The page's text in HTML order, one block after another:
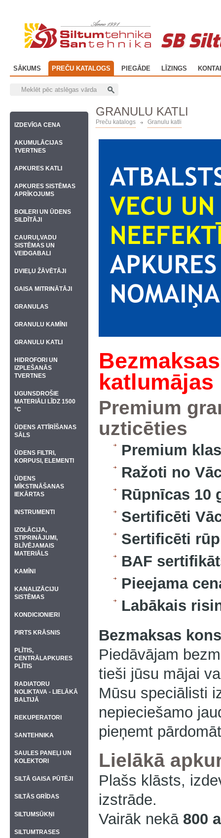
SB
SĀKUMS PREČU KATALOGS PIEGĀDE LĪZINGS
GRANULU KATLI
Preču katalogs Granulu katli
Premium
uzticēties
Premium
Ražoti no
Rūpnīcas 10
Sertificēti
Sertificēti
BAF
Pieejama
Labākais
Bezmaksas
Piedāvājam
tieši jūsu mājai
Mūsu speciālisti
nepieciešamo
pieņemt
Lielākā
Plašs klāsts,
izstrāde.
Vairāk nekā 800
IZDEVĪGA CENA
AKUMULĀCIJAS
TVERTNES
APKURES KATLI
APKURES SISTĒMAS
APRĪKOJUMS
BOILERI UN ŪDENS
SILDĪTĀJI
CAURUĻVADU
SISTĒMAS UN
VEIDGABALI
DVIEĻU ŽĀVĒTĀJI
GAISA MITRINĀTĀJI
GRANULAS
GRANULU KAMĪNI
GRANULU KATLI
HIDROFORI UN
IZPLEŠANĀS
TVERTNES
UGUNSDROŠIE
MATERIĀLI LĪDZ 1500
°C
ŪDENS ATTĪRĪŠANAS
SĀLS
ŪDENS FILTRI,
KORPUSI, ELEMENTI
ŪDENS
MĪKSTINĀŠANAS
IEKĀRTAS
INSTRUMENTI
IZOLĀCIJA,
STIPRINĀJUMI,
BLĪVĒJAMAIS
MATERIĀLS
KAMĪNI
KANALIZĀCIJU
SISTĒMAS
KONDICIONIERI
PIRTS KRĀSNIS
PLĪTIS,
CENTRĀLAPKURES
PLĪTIS
RADIATORU
NOLIKTAVA - LIELĀKĀ
BALTIJĀ
REKUPERATORI
SANTEHNIKA
SAULES PANEĻI UN
KOLEKTORI
SILTĀ GAISA PŪTĒJI
SILTĀS GRĪDAS
SILTUMSŪKŅI
SILTUMTRASES